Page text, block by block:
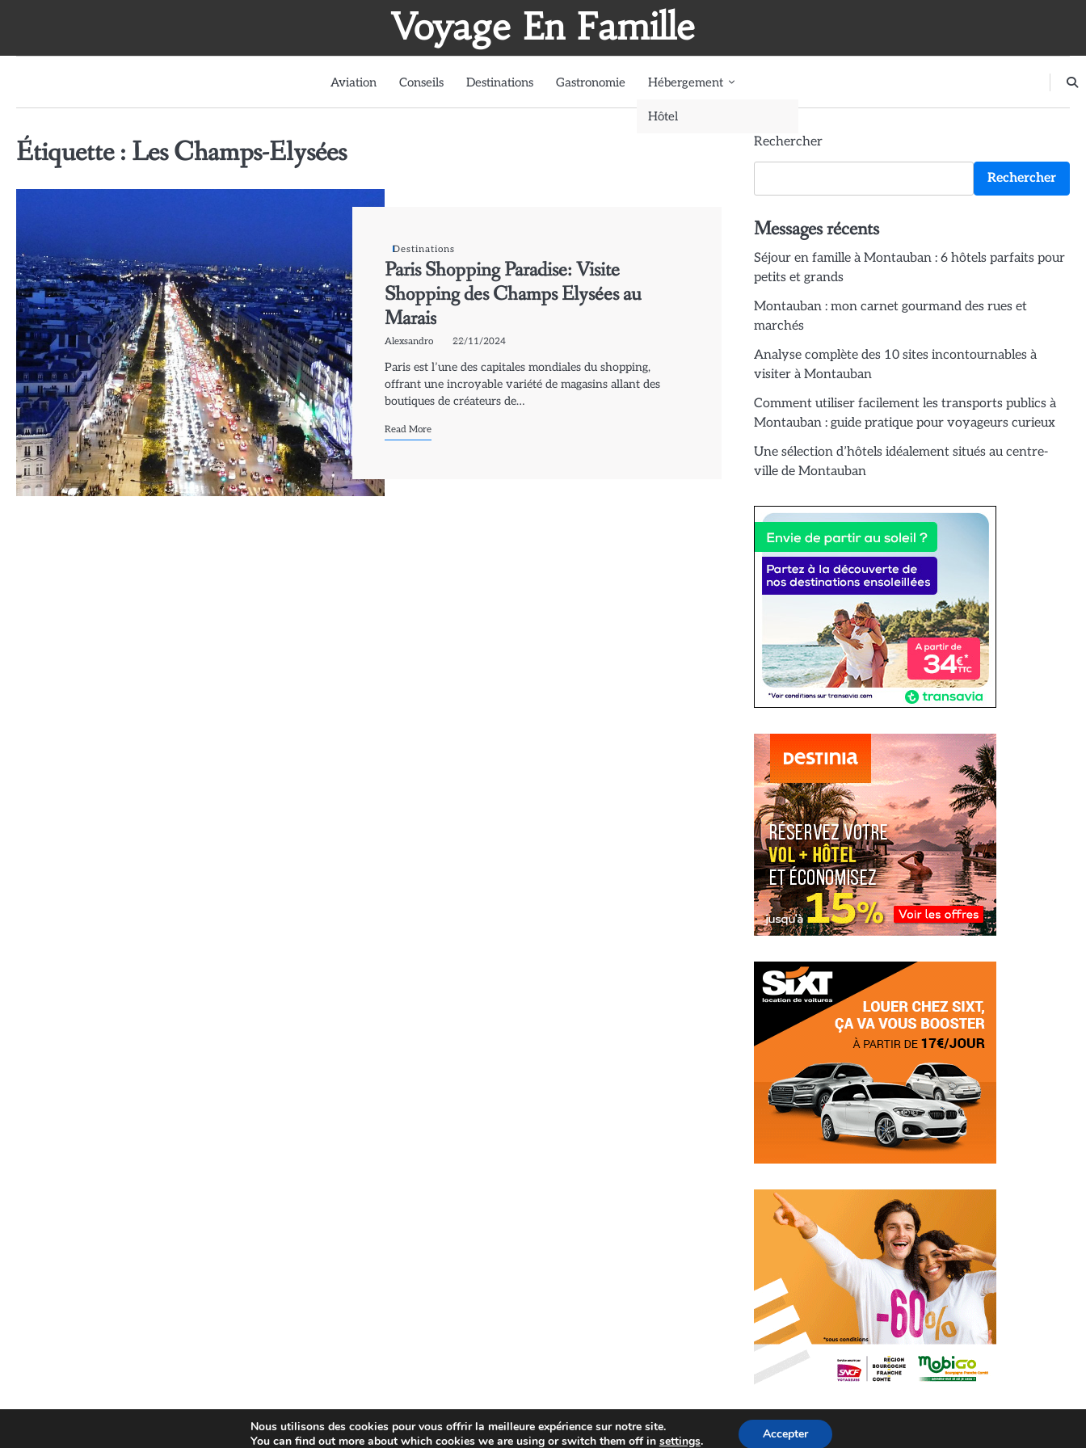
Voyage En Famille
Aviation Conseils Destinations Gastronomie Hébergement
Hôtel
Étiquette : Les Champs-Elysées
Destinations
Paris Shopping Paradise: Visite
Shopping des Champs Elysées au
Marais
Alexsandro 22/11/2024
Paris est l’une des capitales mondiales du shopping,
offrant une incroyable variété de magasins allant des
boutiques de créateurs de…
Read More
Rechercher
Rechercher
Messages récents
Séjour en famille à Montauban : 6 hôtels parfaits pour
petits et grands
Montauban : mon carnet gourmand des rues et
marchés
Analyse complète des 10 sites incontournables à
visiter à Montauban
Comment utiliser facilement les transports publics à
Montauban : guide pratique pour voyageurs curieux
Une sélection d’hôtels idéalement situés au centre-
ville de Montauban
Nous utilisons des cookies pour vous offrir la meilleure expérience sur notre site.
You can find out more about which cookies we are using or switch them off in settings. Accepter